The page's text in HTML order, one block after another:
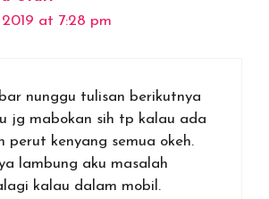
2019 at 7:28 pm
nunggu tulisan berikutnya
jg mabokan sih tp kalau ada
perut kenyang semua okeh.
lambung aku masalah
kalau dalam mobil.